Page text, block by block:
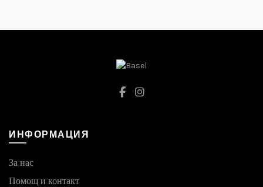
ИНФОРМАЦИЯ
За нас
Помощ и контакт